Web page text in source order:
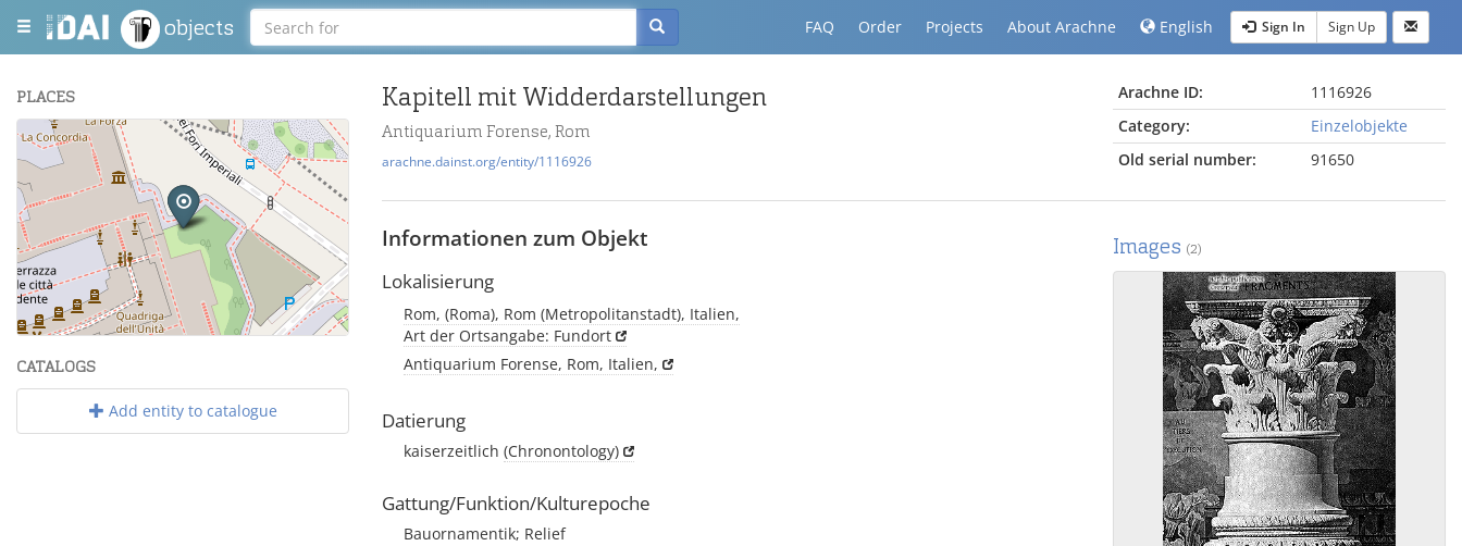
objects FAQ Order Projects About Arachne English Sign In Sign Up
PLACES
+
Leaflet| Maps and Data ©OpenStreetMap.
CATALOGS
Add entity to catalogue
Kapitell mit Widderdarstellungen
Antiquarium Forense, Rom
arachne.dainst.org/entity/1116926
Arachne ID:
1116926
Category:
Einzelobjekte
Old serial number:
91650
Informationen zum Objekt
Lokalisierung
Rom, (Roma), Rom (Metropolitanstadt), Italien,
Art der Ortsangabe: Fundort
Antiquarium Forense, Rom, Italien,
Datierung
kaiserzeitlich (Chronontology)
Gattung/Funktion/Kulturepoche
Bauornamentik; Relief
Images (2)